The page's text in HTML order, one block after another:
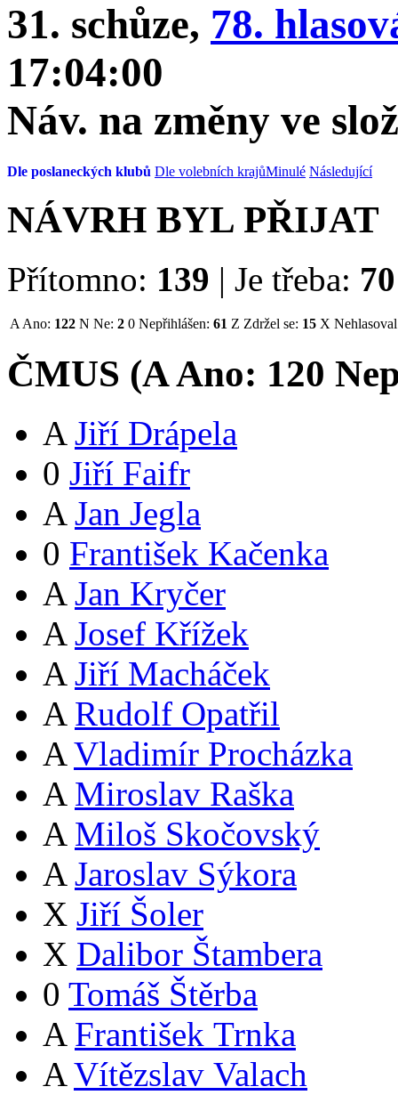
31. schůze, 78.
17:04:00
Náv. na změny ve
Dle poslaneckých klubů Dle volebních krajůMinulé Následující
NÁVRH BYL PŘIJAT
Přítomno: 139 | Je třeba: 70
A Ano: 122 N Ne: 2 0 Nepřihlášen: 61 Z Zdržel se: 15 X Nehlasoval
ČMUS (AAno: 120
A Jiří Drápela
0 Jiří Faifr
A Jan Jegla
0 František Kačenka
A Jan Kryčer
A Josef Křížek
A Jiří Macháček
A Rudolf Opatřil
A Vladimír Procházka
A Miroslav Raška
A Miloš Skočovský
A Jaroslav Sýkora
X Jiří Šoler
X Dalibor Štambera
0 Tomáš Štěrba
A František Trnka
A Vítězslav Valach